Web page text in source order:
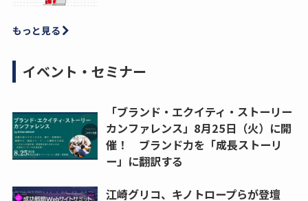
もっと見る
イベント・セミナー
「ブランド・エクイティ・ストーリー
カンファレンス」8月25日（火）に開
催！ ブランド力を「成長ストーリ
ー」に翻訳する
江崎グリコ、キノトロープらが登壇